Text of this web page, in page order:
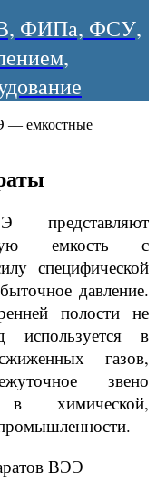
ФИПа, ФСУ,
— емкостные
представляют
емкость с
специфической
давление.
полости не
используется в
газов,
звено
в химической,
ВЭЭ